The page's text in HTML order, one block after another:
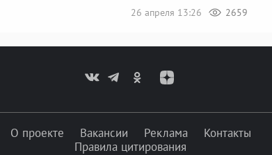
26 апреля 13:26
2659
О проекте Вакансии Реклама
Контакты
Правила цитирования